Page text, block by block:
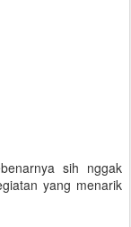
sih nggak
yang menarik